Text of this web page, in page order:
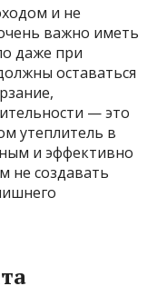
и не
важно иметь
даже при
оставаться
— это
утеплитель в
и эффективно
не создавать